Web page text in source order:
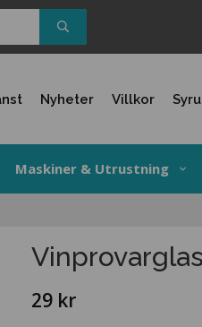
Nyheter Villkor
Maskiner & Utrustning
29 kr